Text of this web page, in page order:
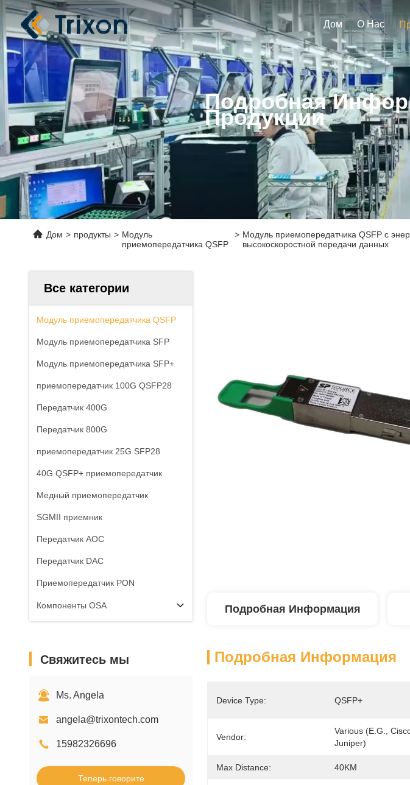
Дом О Нас
Подробная
Продукции
Дом > продукты > Модуль
приемопередатчика QSFP
> Модуль приемопередатчика QSFP с
высокоскоростной передачи данных
Все категории
Модуль приемопередатчика QSFP
Модуль приемопередатчика SFP
Модуль приемопередатчика SFP+
приемопередатчик 100G QSFP28
Передатчик 400G
Передатчик 800G
приемопередатчик 25G SFP28
40G QSFP+ приемопередатчик
Медный приемопередатчик
SGMII приемник
Передатчик AOC
Передатчик DAC
Приемопередатчик PON
Компоненты OSA
Свяжитесь мы
Ms. Angela
angela@trixontech.com
15982326696
Теперь говорите
Подробная Информация
Подробная Информация
Device Type: QSFP+
Vendor:
Various (e.g.,
Juniper)
Max Distance: 40KM